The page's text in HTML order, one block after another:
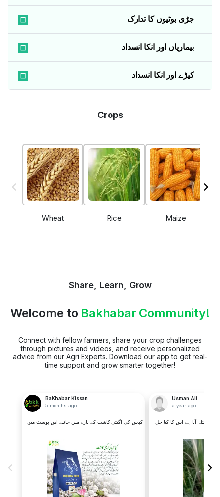
Crops
Wheat Rice Maize
جڑی بوٹیوں کا تدارک
بیماریاں اور انکا انسداد
کیڑے اور انکا انسداد
Share, Learn, Grow
Welcome to Bakhabar Community!
Connect with fellow farmers, share your crop challenges
through pictures and videos, and receive personalized
advice from our Agri Experts. Download our app to get real-
time support and grow smarter together!
BaKhabar Kissan
5 months ago
کپاس کی اگیتی کاشت کے بارے میں جانیے اس پوسٹ میں
Usman Ali
a year ago
یہ مسئلہ آیا ہے اس کا کیا حل